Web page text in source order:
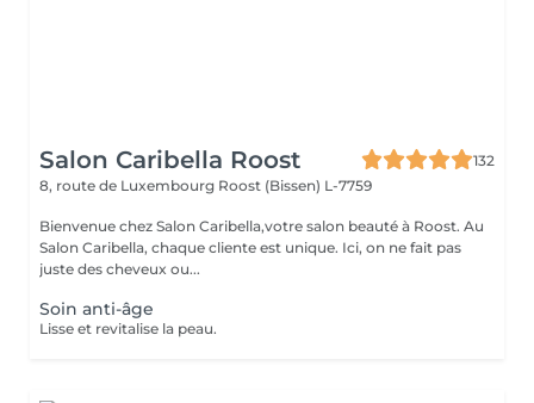
Salon Caribella Roost
132
8, route de Luxembourg Roost (Bissen) L-7759
Bienvenue chez Salon Caribella,votre salon beauté à Roost. Au
Salon Caribella, chaque cliente est unique. Ici, on ne fait pas
juste des cheveux ou...
Soin anti-âge
Lisse et revitalise la peau.